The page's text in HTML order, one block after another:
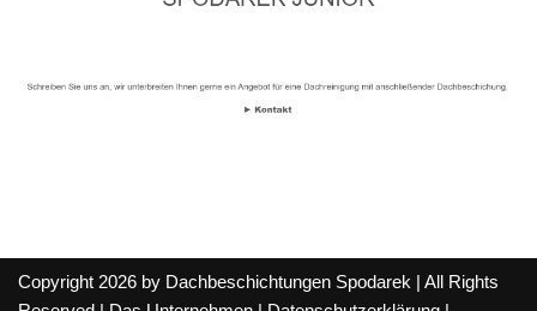
Copyright 2026 by Dachbeschichtungen Spodarek | All Rights